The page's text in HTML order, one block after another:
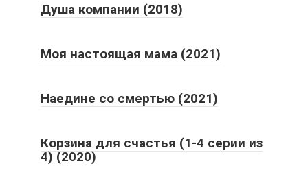
Душа компании (2018)
Моя настоящая мама (2021)
Наедине со смертью (2021)
Корзина для счастья (1-4 серии из
4) (2020)